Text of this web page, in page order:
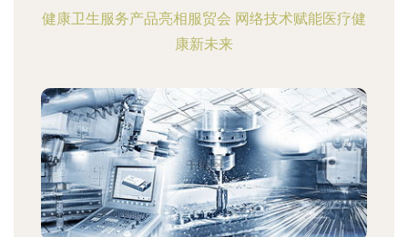
健康卫生服务产品亮相服贸会 网络技术赋能医疗健
康新未来